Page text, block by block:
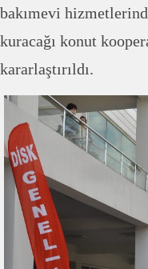
bakımevi
kuracağı konut
kararlaştırıldı.